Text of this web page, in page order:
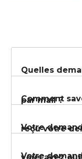
Quelles
par mail ?
Comment
reçu votre
Votre
vous avez
Votre